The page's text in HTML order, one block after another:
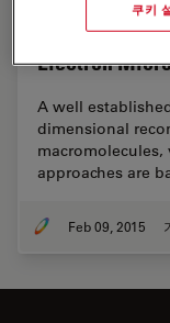
Immersion
Electron
A well
dimensional
macromolecules,
approaches are
Feb 09, 2015
쿠키